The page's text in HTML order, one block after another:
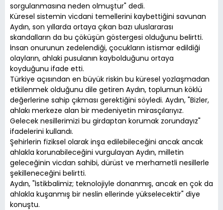
sorgulanmasına neden olmuştur" dedi.
Küresel sistemin vicdani temellerini kaybettiğini savunan
Aydın, son yıllarda ortaya çıkan bazı uluslararası
skandalların da bu çöküşün göstergesi olduğunu belirtti.
İnsan onurunun zedelendiği, çocukların istismar edildiği
olayların, ahlaki pusulanın kaybolduğunu ortaya
koyduğunu ifade etti.
Türkiye açısından en büyük riskin bu küresel yozlaşmadan
etkilenmek olduğunu dile getiren Aydın, toplumun köklü
değerlerine sahip çıkması gerektiğini söyledi. Aydın, "Bizler,
ahlakı merkeze alan bir medeniyetin mirasçılarıyız.
Gelecek nesillerimizi bu girdaptan korumak zorundayız"
ifadelerini kullandı.
Şehirlerin fiziksel olarak inşa edilebileceğini ancak ancak
ahlakla korunabileceğini vurgulayan Aydın, milletin
geleceğinin vicdan sahibi, dürüst ve merhametli nesillerle
şekilleneceğini belirtti.
Aydın, "İstikbalimiz; teknolojiyle donanmış, ancak en çok da
ahlakla kuşanmış bir neslin ellerinde yükselecektir" diye
konuştu.